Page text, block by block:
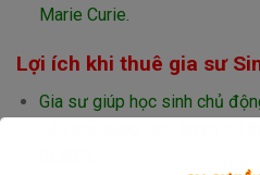
Marie Curie.
Lợi ích khi thuê gia sư
Gia sư giúp học sinh chủ